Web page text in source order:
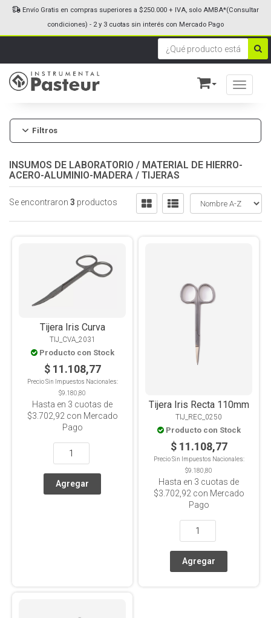
Toggle
Envío Gratis en compras superiores a $250.000 + IVA, solo AMBA*(Consultar
condiciones) - 2 y 3 cuotas sin interés con Mercado Pago
Filtros
INSUMOS DE LABORATORIO / MATERIAL DE HIERRO-
ACERO-ALUMINIO-MADERA / TIJERAS
Se encontraron 3 productos
Tijera Iris Curva
TIJ_CVA_2031
Producto con Stock
$ 11.108,77
Precio Sin Impuestos Nacionales:
$9.180,80
Hasta en 3 cuotas de
$3.702,92 con Mercado
Pago
Tijera Iris Recta 110mm
TIJ_REC_0250
Producto con Stock
$ 11.108,77
Precio Sin Impuestos Nacionales:
$9.180,80
Hasta en 3 cuotas de
$3.702,92 con Mercado
Pago